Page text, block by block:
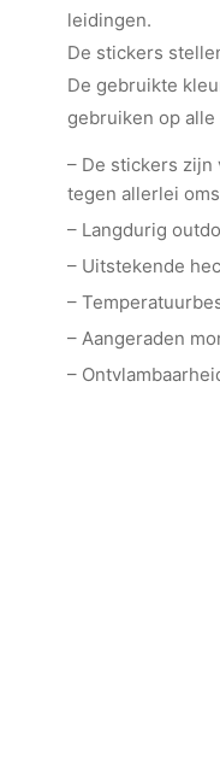
leidingen.
De stickers
De gebruikte
gebruiken op
– De stickers
tegen allerlei
– Langdurig
– Uitstekende
–
– Aangeraden
–